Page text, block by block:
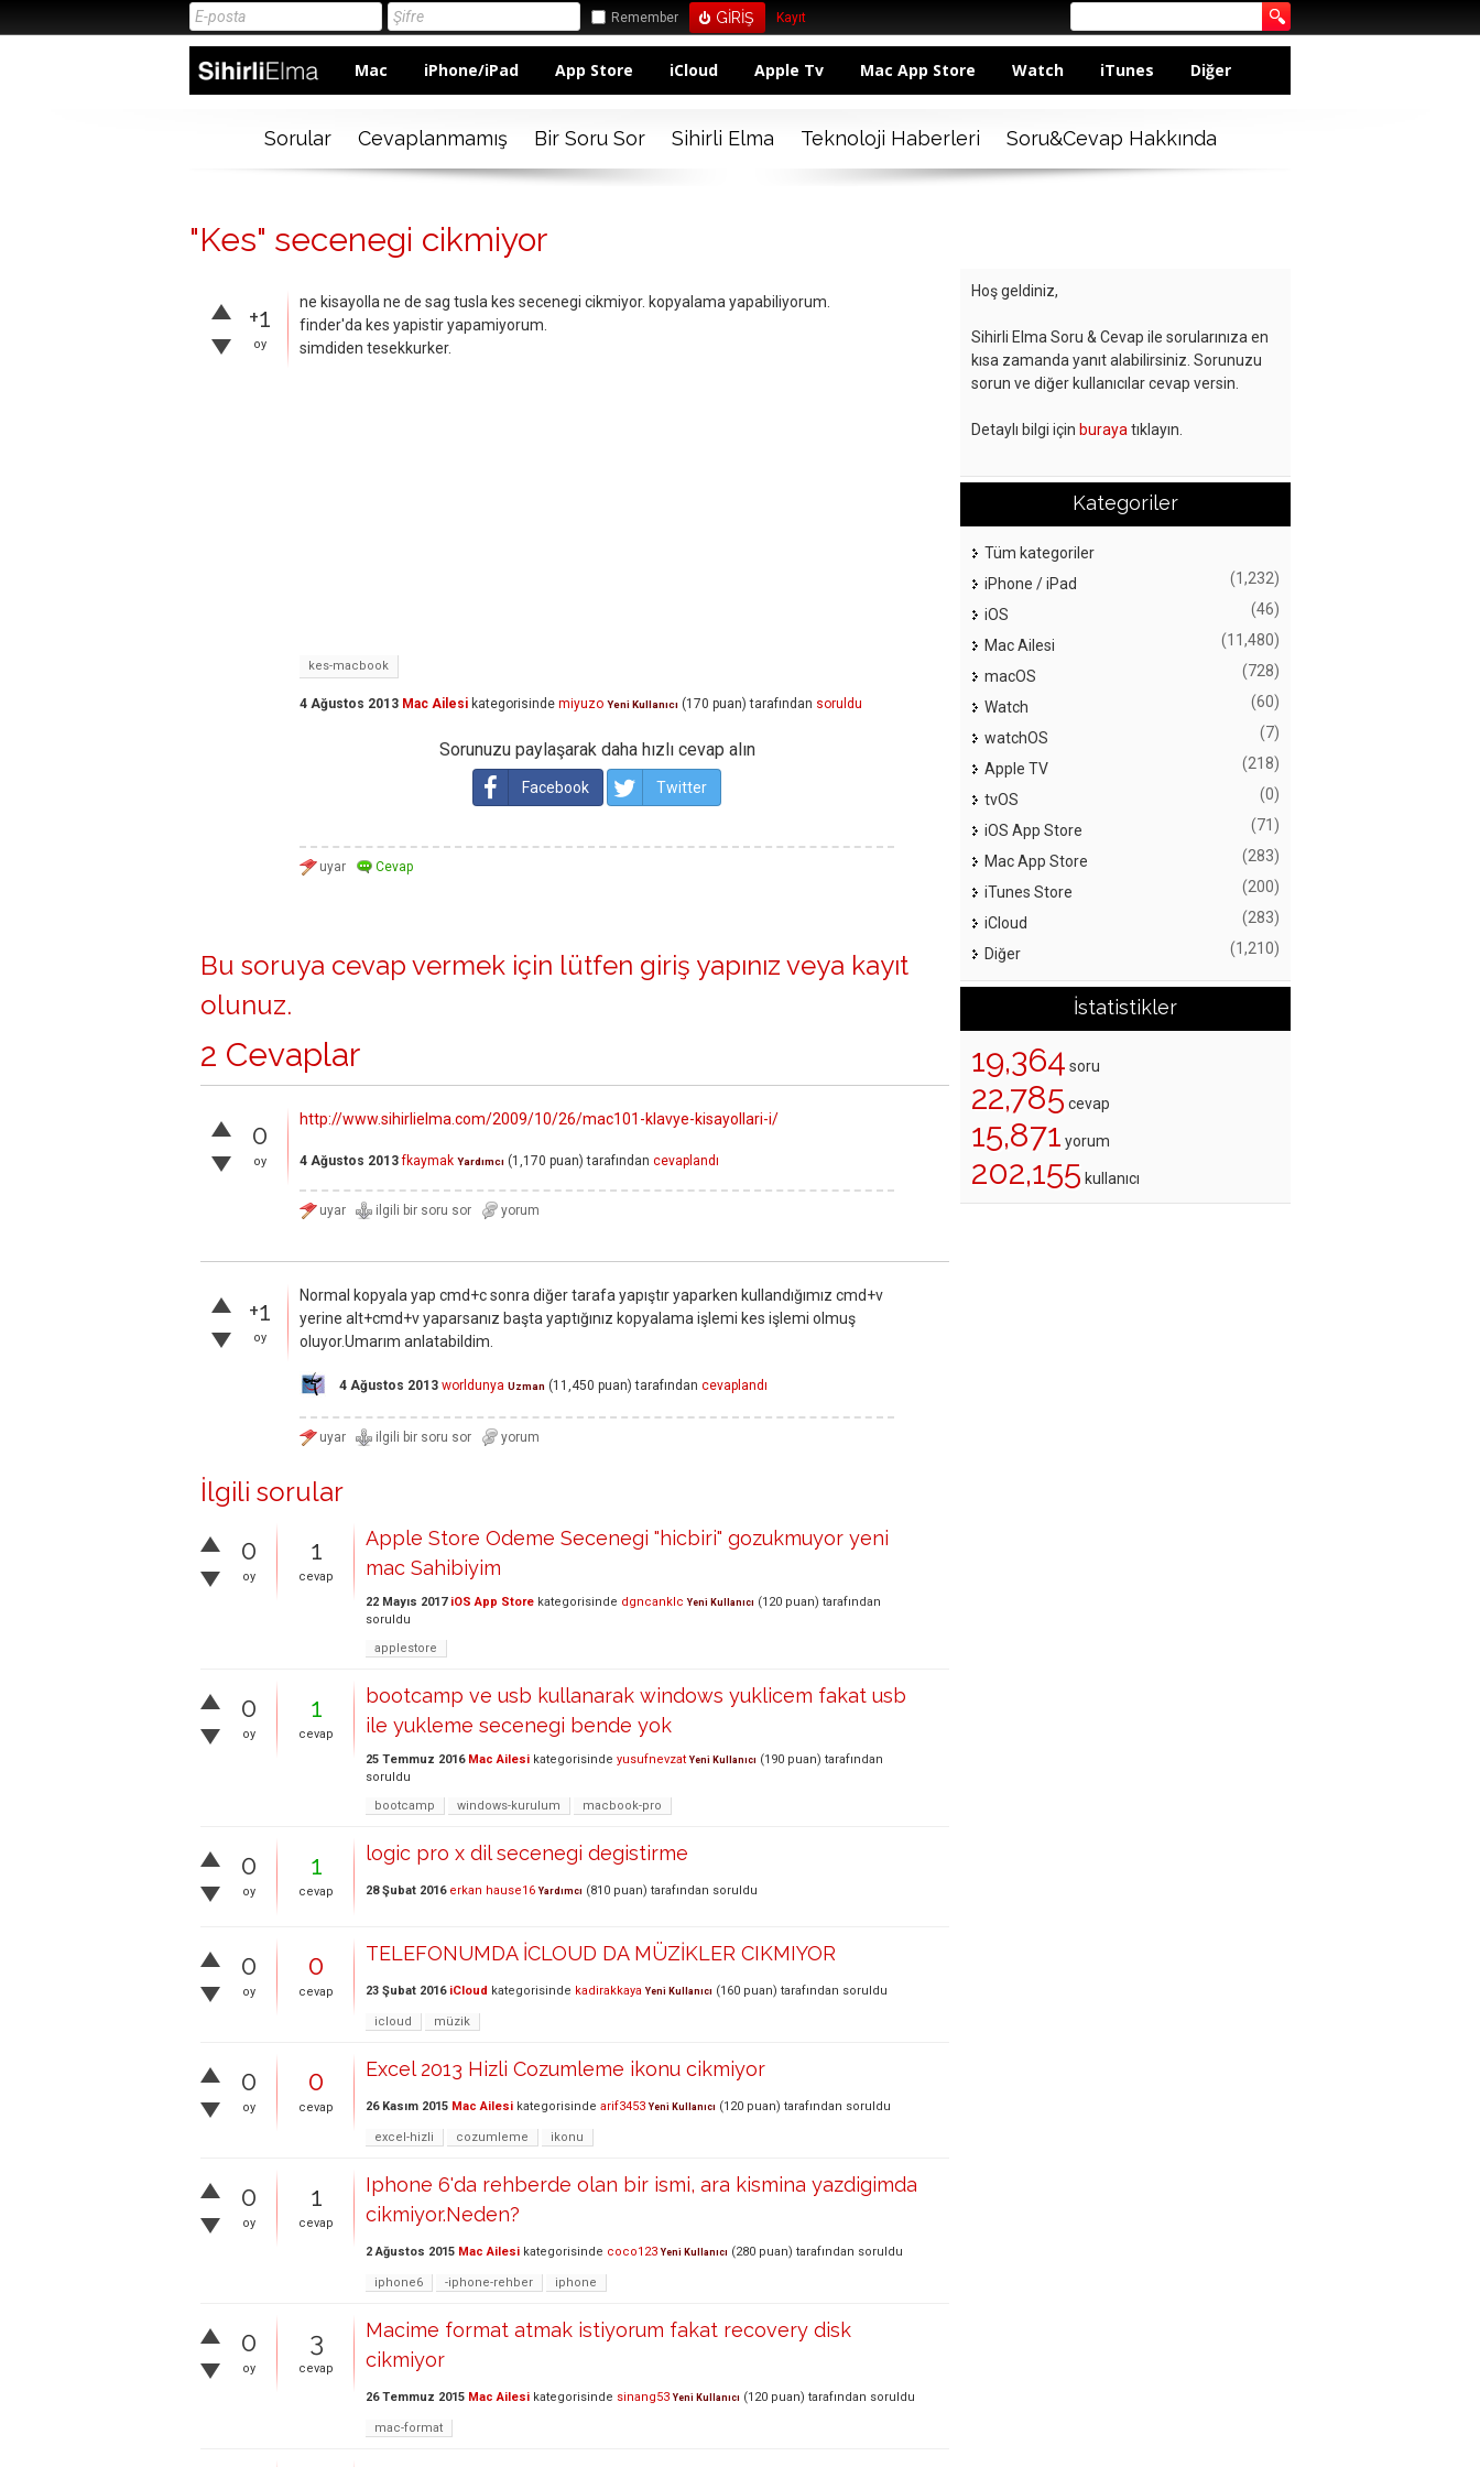
Remember Kayıt
Mac iPhone/iPad App Store iCloud Apple Tv Mac App Store Watch iTunes Diğer
Sorular Cevaplanmamış Bir Soru Sor Sihirli Elma Teknoloji Haberleri Soru&Cevap Hakkında
"Kes" secenegi cikmiyor
+1
oy
ne kisayolla ne de sag tusla kes secenegi cikmiyor. kopyalama yapabiliyorum.
finder'da kes yapistir yapamiyorum.
simdiden tesekkurker.
kes-macbook
4 Ağustos 2013 Mac Ailesi kategorisinde miyuzo Yeni Kullanıcı (170 puan) tarafından soruldu
Sorunuzu paylaşarak daha hızlı cevap alın
Facebook Twitter
Bu soruya cevap vermek için lütfen giriş yapınız veya kayıt
olunuz.
2 Cevaplar
0
oy
http://www.sihirlielma.com/2009/10/26/mac101-klavye-kisayollari-i/
4 Ağustos 2013 fkaymak Yardımcı (1,170 puan) tarafından cevaplandı
+1
oy
Normal kopyala yap cmd+c sonra diğer tarafa yapıştır yaparken kullandığımız cmd+v
yerine alt+cmd+v yaparsanız başta yaptığınız kopyalama işlemi kes işlemi olmuş
oluyor.Umarım anlatabildim.
4 Ağustos 2013 worldunya Uzman (11,450 puan) tarafından cevaplandı
İlgili sorular
0
oy
1
cevap
Apple Store Odeme Secenegi "hicbiri" gozukmuyor yeni
mac Sahibiyim
22 Mayıs 2017 iOS App Store kategorisinde dgncanklc Yeni Kullanıcı (120 puan) tarafından
soruldu
applestore
0
oy
1
cevap
bootcamp ve usb kullanarak windows yuklicem fakat usb
ile yukleme secenegi bende yok
25 Temmuz 2016 Mac Ailesi kategorisinde yusufnevzat Yeni Kullanıcı (190 puan) tarafından
soruldu
bootcamp
windows-kurulum macbook-pro
0
oy
1
cevap
logic pro x dil secenegi degistirme
28 Şubat 2016 erkan hause16 Yardımcı (810 puan) tarafından soruldu
0
oy
0
cevap
TELEFONUMDA İCLOUD DA MÜZİKLER CIKMIYOR
23 Şubat 2016 iCloud kategorisinde kadirakkaya Yeni Kullanıcı (160 puan) tarafından soruldu
icloud müzik
0
oy
0
cevap
Excel 2013 Hizli Cozumleme ikonu cikmiyor
26 Kasım 2015 Mac Ailesi kategorisinde arif3453 Yeni Kullanıcı (120 puan) tarafından soruldu
excel-hizli cozumleme ikonu
0
oy
1
cevap
Iphone 6'da rehberde olan bir ismi, ara kismina yazdigimda
cikmiyor.Neden?
2 Ağustos 2015 Mac Ailesi kategorisinde coco123 Yeni Kullanıcı (280 puan) tarafından soruldu
iphone6 -iphone-rehber iphone
0
oy
3
cevap
Macime format atmak istiyorum fakat recovery disk
cikmiyor
26 Temmuz 2015 Mac Ailesi kategorisinde sinang53 Yeni Kullanıcı (120 puan) tarafından soruldu
mac-format
Hoş geldiniz,
Sihirli Elma Soru & Cevap ile sorularınıza en
kısa zamanda yanıt alabilirsiniz. Sorunuzu
sorun ve diğer kullanıcılar cevap versin.
Detaylı bilgi için buraya tıklayın.
Kategoriler
Tüm kategoriler
iPhone / iPad
(1,232)
iOS (46)
Mac Ailesi (11,480)
macOS (728)
Watch (60)
watchOS (7)
Apple TV (218)
tvOS (0)
iOS App Store (71)
Mac App Store (283)
iTunes Store (200)
iCloud (283)
Diğer (1,210)
İstatistikler
19,364 soru
22,785 cevap
15,871 yorum
202,155 kullanıcı